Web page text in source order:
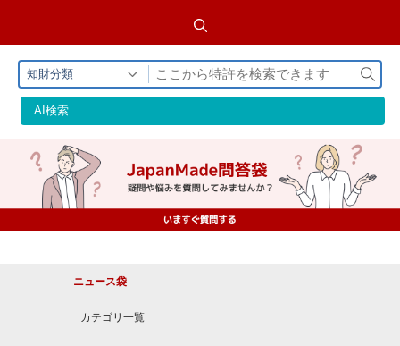
知財分類
検
索
AI検索
ニュース袋
カテゴリ一覧